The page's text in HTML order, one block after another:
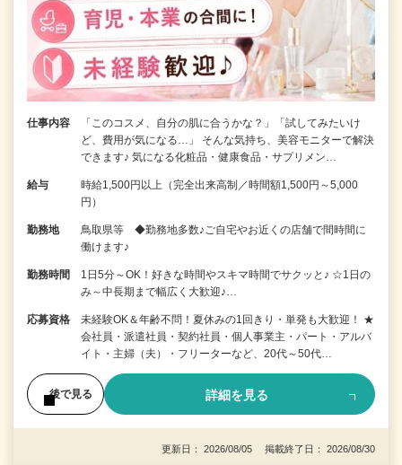
仕事内容
「このコスメ、自分の肌に合うかな？」「試してみたいけ
ど、費用が気になる…」 そんな気持ち、美容モニターで解決
できます♪ 気になる化粧品・健康食品・サプリメン…
給与
時給1,500円以上（完全出来高制／時間額1,500円～5,000
円）
勤務地
鳥取県等 ◆勤務地多数♪ご自宅やお近くの店舗で間時間に
働けます♪
勤務時間
1日5分～OK！好きな時間やスキマ時間でサクッと♪ ☆1日の
み～中長期まで幅広く大歓迎♪…
応募資格
未経験OK＆年齢不問！夏休みの1回きり・単発も大歓迎！ ★
会社員・派遣社員・契約社員・個人事業主・パート・アルバ
イト・主婦（夫）・フリーターなど、20代～50代…
後で見る 詳細を見る
更新日： 2026/08/05 掲載終了日： 2026/08/30